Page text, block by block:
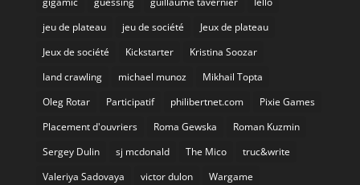
jeu de plateau
jeu de société
Jeux de plateau
Jeux de société
Kickstarter
Kristina Soozar
land crawling
michael munoz
Mikhail Topta
Oleg Rotar
Participatif philibertnet.com
Pixie Games
Placement d'ouvriers
Roma Gewska
Roman Kuzmin
Sergey Dulin
sj mcdonald The Mico
truc&write
Valeriya Sadovaya
victor dulon
Wargame